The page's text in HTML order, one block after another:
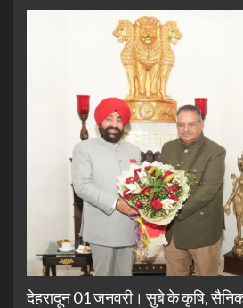
देहरादून 01 जनवरी। सुबे के कृषि,